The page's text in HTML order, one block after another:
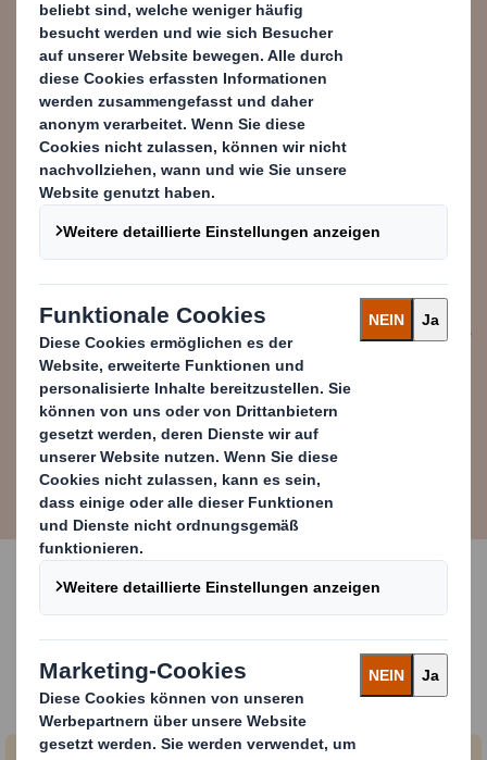
Die Kreislaufwirtschaft zielt auf
eine Neudefinition des Wachstums
ab und konzentriert sich auf den
positiven Nutzen für die gesamte
Gesellschaft. Dazu gehört die
schrittweise Entkopplung der
Wirtschaftstätigkeit vom
Verbrauch endlicher Ressourcen.
Ellen MacArthur Foundation’s
Definition der Kreislaufwirtschaft
Die drei Grundsätze der
Kreislaufwirtschaft